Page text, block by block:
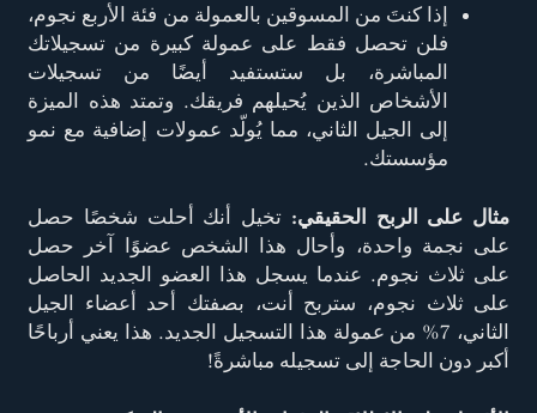
إذا كنتَ من المسوقين بالعمولة من فئة الأربع نجوم،
فلن تحصل فقط على عمولة كبيرة من تسجيلاتك
المباشرة، بل ستستفيد أيضًا من تسجيلات
الأشخاص الذين يُحيلهم فريقك. وتمتد هذه الميزة
إلى الجيل الثاني، مما يُولّد عمولات إضافية مع نمو
مؤسستك.
مثال على الربح الحقيقي: تخيل أنك أحلت شخصًا حصل
على نجمة واحدة، وأحال هذا الشخص عضوًا آخر حصل
على ثلاث نجوم. عندما يسجل هذا العضو الجديد الحاصل
على ثلاث نجوم، ستربح أنت، بصفتك أحد أعضاء الجيل
الثاني، 7% من عمولة هذا التسجيل الجديد. هذا يعني أرباحًا
أكبر دون الحاجة إلى تسجيله مباشرةً!